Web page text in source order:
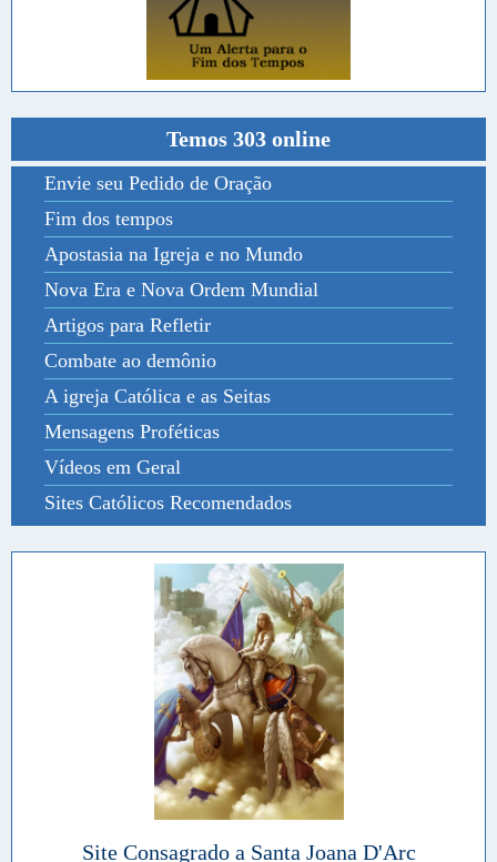
Temos 303 online
Envie seu Pedido de Oração
Fim dos tempos
Apostasia na Igreja e no Mundo
Nova Era e Nova Ordem Mundial
Artigos para Refletir
Combate ao demônio
A igreja Católica e as Seitas
Mensagens Proféticas
Vídeos em Geral
Sites Católicos Recomendados
Site Consagrado a Santa Joana D'Arc